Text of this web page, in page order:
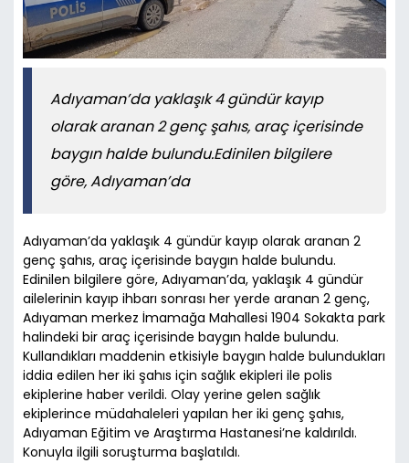
Adıyaman’da yaklaşık 4 gündür kayıp
olarak aranan 2 genç şahıs, araç içerisinde
baygın halde bulundu.Edinilen bilgilere
göre, Adıyaman’da
Adıyaman’da yaklaşık 4 gündür kayıp olarak aranan 2
genç şahıs, araç içerisinde baygın halde bulundu.
Edinilen bilgilere göre, Adıyaman’da, yaklaşık 4 gündür
ailelerinin kayıp ihbarı sonrası her yerde aranan 2 genç,
Adıyaman merkez İmamağa Mahallesi 1904 Sokakta park
halindeki bir araç içerisinde baygın halde bulundu.
Kullandıkları maddenin etkisiyle baygın halde bulundukları
iddia edilen her iki şahıs için sağlık ekipleri ile polis
ekiplerine haber verildi. Olay yerine gelen sağlık
ekiplerince müdahaleleri yapılan her iki genç şahıs,
Adıyaman Eğitim ve Araştırma Hastanesi’ne kaldırıldı.
Konuyla ilgili soruşturma başlatıldı.